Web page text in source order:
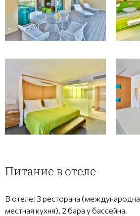
Питание в отеле
В отеле: 3 ресторана
местная кухня), 2 бара у бассейна.